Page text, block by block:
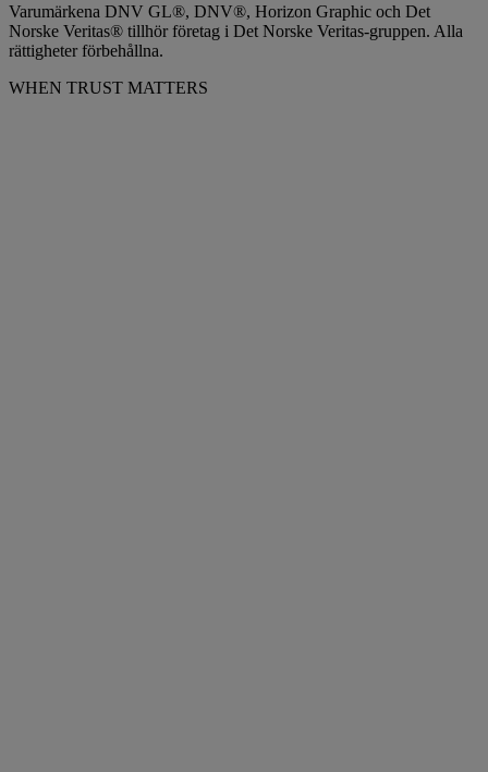
Varumärkena DNV GL®, DNV®, Horizon Graphic och Det
Norske Veritas® tillhör företag i Det Norske Veritas-gruppen. Alla
rättigheter förbehållna.
WHEN TRUST MATTERS